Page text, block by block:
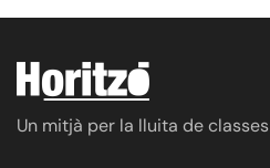
Un mitjà per la lluita de classes